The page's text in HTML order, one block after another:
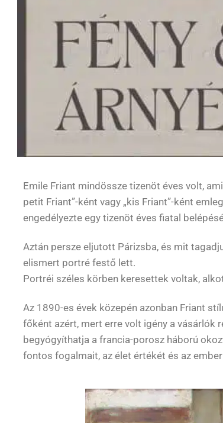
Emile Friant mindössze tizenöt éves volt,
petit Friant”-ként vagy „kis Friant”-ként
engedélyezte egy tizenöt éves fiatal
Aztán persze eljutott Párizsba, és mit
elismert portré festő lett.
Portréi széles körben keresettek voltak,
Az 1890-es évek közepén azonban Friant
főként azért, mert erre volt igény a vásárlók
begyógyíthatja a francia-porosz háború
fontos fogalmait, az élet értékét és az